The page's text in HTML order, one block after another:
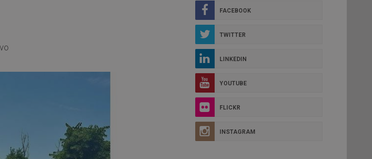
FACEBOOK
TWITTER
LINKEDIN
YOUTUBE
FLICKR
INSTAGRAM